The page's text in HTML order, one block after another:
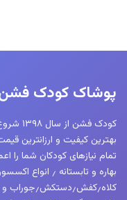
پوشاک کودک
کودک
بهترین کیفیت و ارزانترین
بهاره و تابستانه